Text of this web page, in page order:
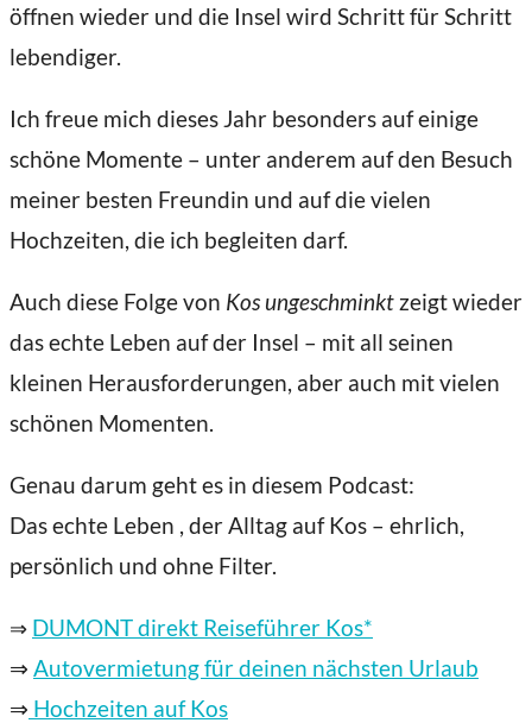
öffnen wieder und die Insel wird Schritt für Schritt
lebendiger.
Ich freue mich dieses Jahr besonders auf einige
schöne Momente – unter anderem auf den Besuch
meiner besten Freundin und auf die vielen
Hochzeiten, die ich begleiten darf.
Auch diese Folge von Kos ungeschminkt zeigt wieder
das echte Leben auf der Insel – mit all seinen
kleinen Herausforderungen, aber auch mit vielen
schönen Momenten.
Genau darum geht es in diesem Podcast:
Das echte Leben , der Alltag auf Kos – ehrlich,
persönlich und ohne Filter.
⇒ DUMONT direkt Reiseführer Kos*
⇒ Autovermietung für deinen nächsten Urlaub
⇒ Hochzeiten auf Kos